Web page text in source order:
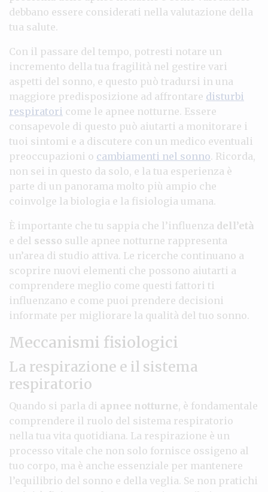
debbano essere considerati nella valutazione della
tua salute.
Con il passare del tempo, potresti notare un
incremento della tua fragilità nel gestire vari
aspetti del sonno, e questo può tradursi in una
maggiore predisposizione ad affrontare disturbi
respiratori come le apnee notturne. Essere
consapevole di questo può aiutarti a monitorare i
tuoi sintomi e a discutere con un medico eventuali
preoccupazioni o cambiamenti nel sonno. Ricorda,
non sei in questo da solo, e la tua esperienza è
parte di un panorama molto più ampio che
coinvolge la biologia e la fisiologia umana.
È importante che tu sappia che l’influenza dell’età
e del sesso sulle apnee notturne rappresenta
un’area di studio attiva. Le ricerche continuano a
scoprire nuovi elementi che possono aiutarti a
comprendere meglio come questi fattori ti
influenzano e come puoi prendere decisioni
informate per migliorare la qualità del tuo sonno.
Meccanismi fisiologici
La respirazione e il sistema
respiratorio
Quando si parla di apnee notturne, è fondamentale
comprendere il ruolo del sistema respiratorio
nella tua vita quotidiana. La respirazione è un
processo vitale che non solo fornisce ossigeno al
tuo corpo, ma è anche essenziale per mantenere
l’equilibrio del sonno e della veglia. Se non pratichi